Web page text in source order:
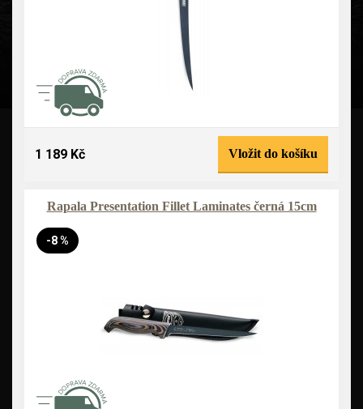
1 189 Kč Vložit do košíku
Rapala Presentation Fillet Laminates černá 15cm
-8 %